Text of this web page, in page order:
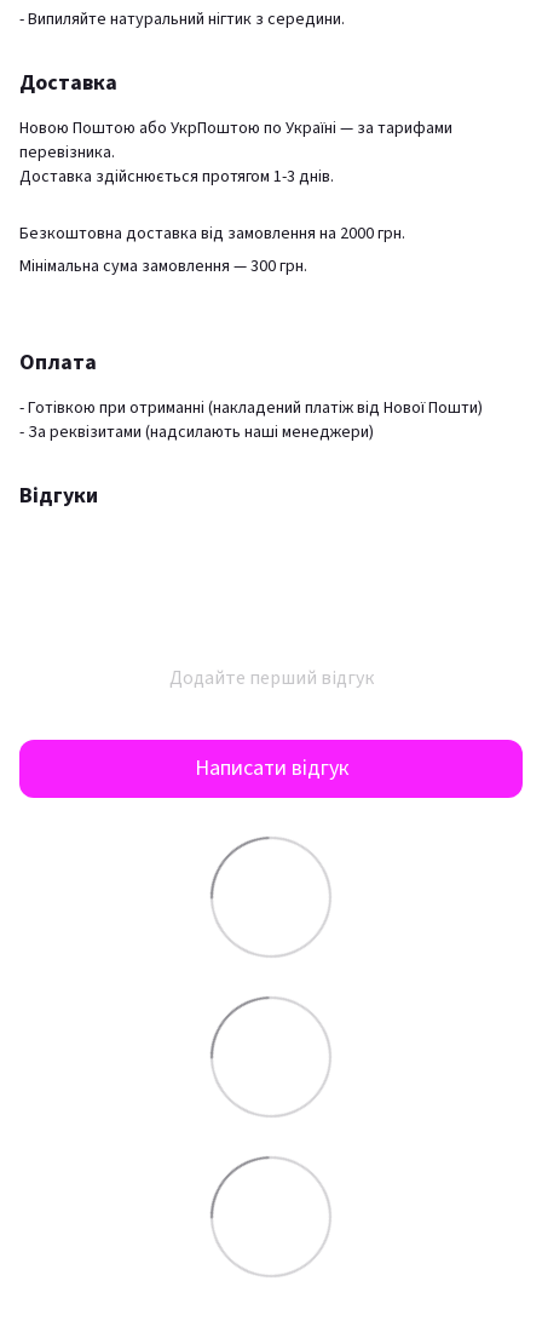
- Випиляйте натуральний нігтик з середини.
Доставка
Новою Поштою або УкрПоштою по Україні — за тарифами
перевізника.
Доставка здійснюється протягом 1-3 днів.
Безкоштовна доставка від замовлення на 2000 грн.
Мінімальна сума замовлення — 300 грн.
Оплата
- Готівкою при отриманні (накладений платіж від Нової Пошти)
- За реквізитами (надсилають наші менеджери)
Відгуки
Додайте перший відгук
Написати відгук